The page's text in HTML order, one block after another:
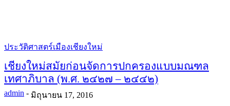
ประวัติศาสตร์เมืองเชียงใหม่
เชียงใหม่สมัยก่อนจัดการปกครองแบบมณฑล
เทศาภิบาล (พ.ศ. ๒๔๒๗ – ๒๔๔๒)
admin - มิถุนายน 17, 2016